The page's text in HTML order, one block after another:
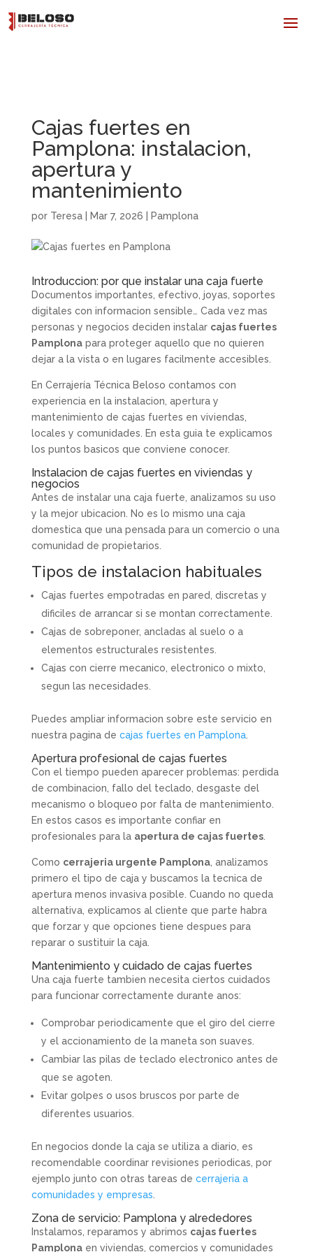
Cajas fuertes en
Pamplona: instalacion,
apertura y
mantenimiento
por Teresa| Mar 7, 2026 Pamplona
Introduccion: por que instalar una caja fuerte
Documentos importantes, efectivo, joyas, soportes
digitales con informacion sensible… Cada vez mas
personas y negocios deciden instalar cajas fuertes
Pamplonapara proteger aquello que no quieren
dejar a la vista o en lugares facilmente accesibles.
En Cerrajería Técnica Beloso contamos con
experiencia en la instalacion, apertura y
mantenimiento de cajas fuertes en viviendas,
locales y comunidades. En esta guia te explicamos
los puntos basicos que conviene conocer.
Instalacion de cajas fuertes en viviendas y
negocios
Antes de instalar una caja fuerte, analizamos su uso
y la mejor ubicacion. No es lo mismo una caja
domestica que una pensada para un comercio o una
comunidad de propietarios.
Tipos de instalacion habituales
Cajas fuertes empotradas en pared, discretas y
dificiles de arrancar si se montan correctamente.
Cajas de sobreponer, ancladas al suelo o a
elementos estructurales resistentes.
Cajas con cierre mecanico, electronico o mixto,
segun las necesidades.
Puedes ampliar informacion sobre este servicio en
nuestra pagina de cajas fuertes en Pamplona.
Apertura profesional de cajas fuertes
Con el tiempo pueden aparecer problemas: perdida
de combinacion, fallo del teclado, desgaste del
mecanismo o bloqueo por falta de mantenimiento.
En estos casos es importante confiar en
profesionales para la apertura de cajas fuertes.
Como cerrajeria urgente Pamplona, analizamos
primero el tipo de caja y buscamos la tecnica de
apertura menos invasiva posible. Cuando no queda
alternativa, explicamos al cliente que parte habra
que forzar y que opciones tiene despues para
reparar o sustituir la caja.
Mantenimiento y cuidado de cajas fuertes
Una caja fuerte tambien necesita ciertos cuidados
para funcionar correctamente durante anos:
Comprobar periodicamente que el giro del cierre
y el accionamiento de la maneta son suaves.
Cambiar las pilas de teclado electronico antes de
que se agoten.
Evitar golpes o usos bruscos por parte de
diferentes usuarios.
En negocios donde la caja se utiliza a diario, es
recomendable coordinar revisiones periodicas, por
ejemplo junto con otras tareas de cerrajeria a
comunidades y empresas
Zona de servicio: Pamplona y alrededores
Instalamos, reparamos y abrimos cajas fuertes
Pamplonaen viviendas, comercios y comunidades